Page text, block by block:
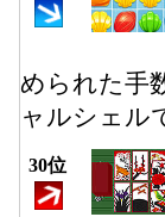
められた手
ャルシェル
30位